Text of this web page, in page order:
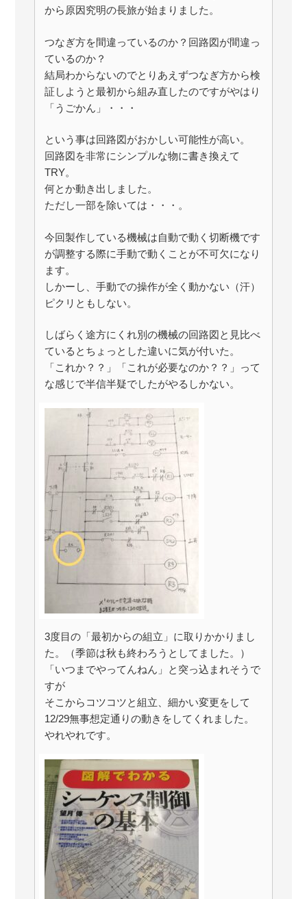
から原因究明の長旅が始まりました。
つなぎ方を間違っているのか？回路図が間違っ
ているのか？
結局わからないのでとりあえずつなぎ方から検
証しようと最初から組み直したのですがやはり
「うごかん」・・・
という事は回路図がおかしい可能性が高い。
回路図を非常にシンプルな物に書き換えて
TRY。
何とか動き出しました。
ただし一部を除いては・・・。
今回製作している機械は自動で動く切断機です
が調整する際に手動で動くことが不可欠になり
ます。
しかーし、手動での操作が全く動かない（汗）
ピクリともしない。
しばらく途方にくれ別の機械の回路図と見比べ
ているとちょっとした違いに気が付いた。
「これか？？」「これが必要なのか？？」って
な感じで半信半疑でしたがやるしかない。
3度目の「最初からの組立」に取りかかりまし
た。（季節は秋も終わろうとしてました。）
「いつまでやってんねん」と突っ込まれそうで
すが
そこからコツコツと組立、細かい変更をして
12/29無事想定通りの動きをしてくれました。
やれやれです。